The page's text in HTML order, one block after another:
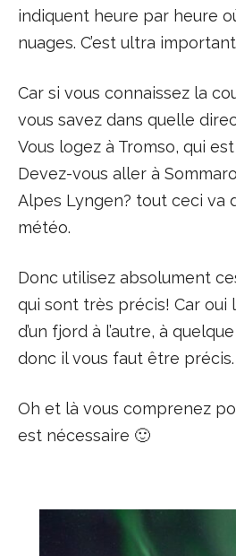
indiquent heure par heure
nuages. C’est ultra
Car si vous connaissez la
vous savez dans quelle
Vous logez à Tromso, qui
Devez-vous aller à
Alpes Lyngen? tout ceci va
météo.
Donc utilisez absolument
qui sont très précis! Car oui
d’un fjord à l’autre, à
donc il vous faut être précis.
Oh et là vous comprenez
est nécessaire 🙂